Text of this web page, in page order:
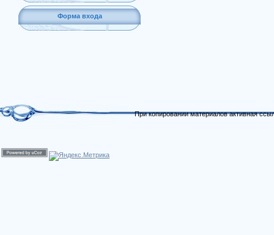
Форма входа
При копировании материалов активная